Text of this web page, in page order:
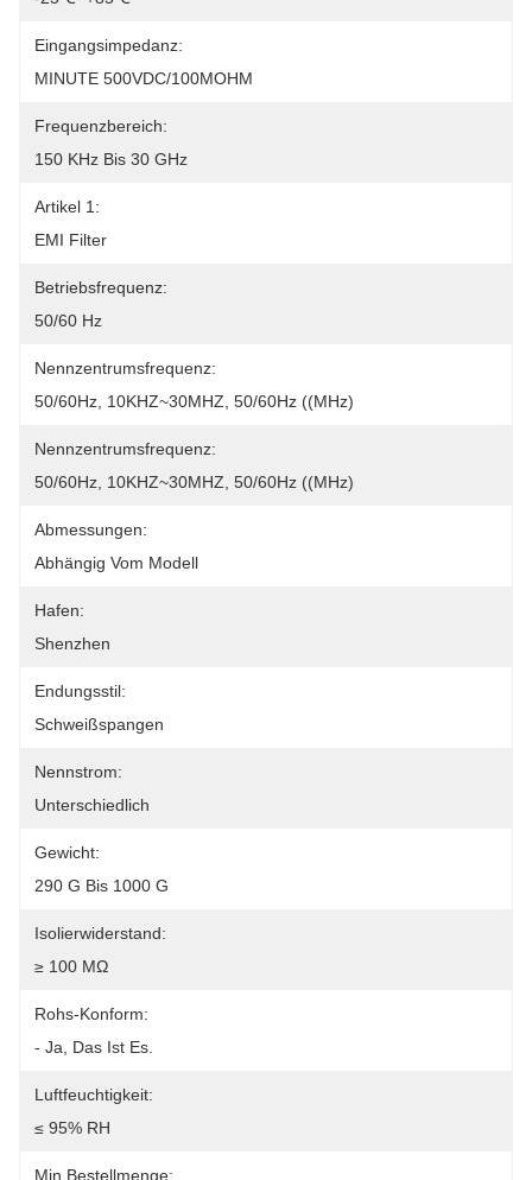
Eingangsimpedanz:
MINUTE 500VDC/100MOHM
Frequenzbereich:
150 KHz Bis 30 GHz
Artikel 1:
EMI Filter
Betriebsfrequenz:
50/60 Hz
Nennzentrumsfrequenz:
50/60Hz, 10KHZ~30MHZ, 50/60Hz ((MHz)
Nennzentrumsfrequenz:
50/60Hz, 10KHZ~30MHZ, 50/60Hz ((MHz)
Abmessungen:
Abhängig Vom Modell
Hafen:
Shenzhen
Endungsstil:
Schweißspangen
Nennstrom:
Unterschiedlich
Gewicht:
290 G Bis 1000 G
Isolierwiderstand:
≥ 100 MΩ
Rohs-Konform:
- Ja, Das Ist Es.
Luftfeuchtigkeit:
≤ 95% RH
Min Bestellmenge: